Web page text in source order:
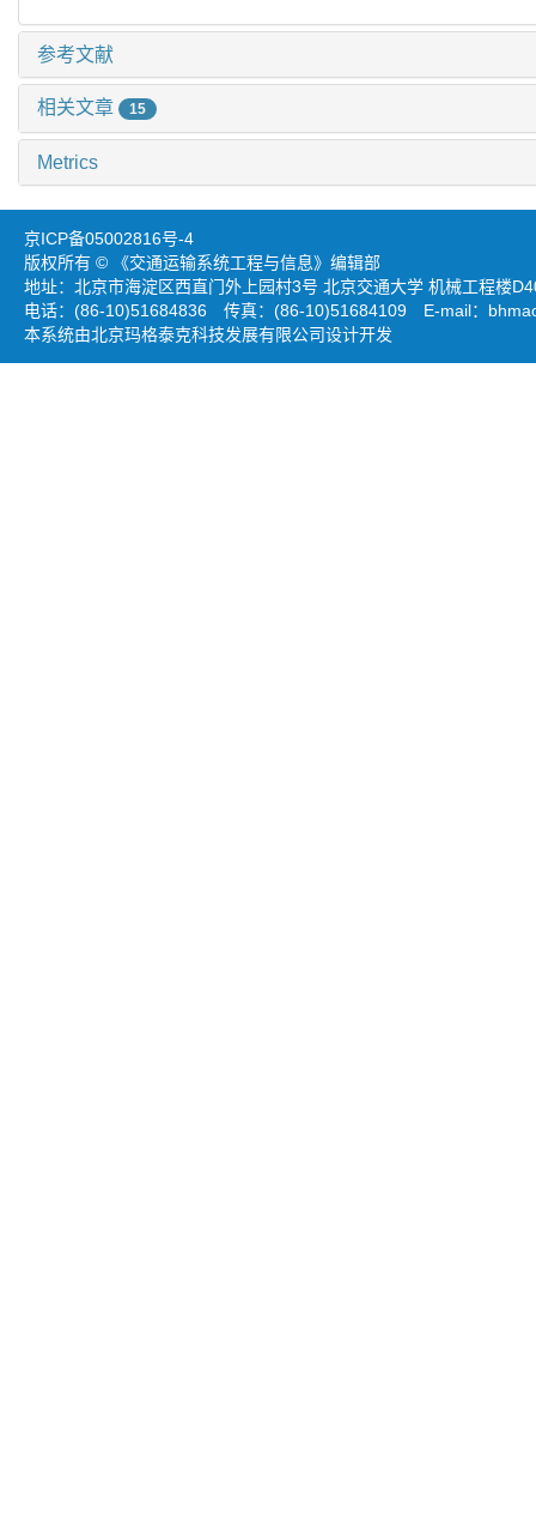
参考文献
相关文章 15
Metrics
京ICP备05002816号-4
版权所有 © 《交通运输系统工程与信息》编辑部
地址：北京市海淀区西直门外上园村3号 北京交通大学 机械工程楼
电话：(86-10)51684836 传真：(86-10)51684109 E-mail：
本系统由北京玛格泰克科技发展有限公司设计开发